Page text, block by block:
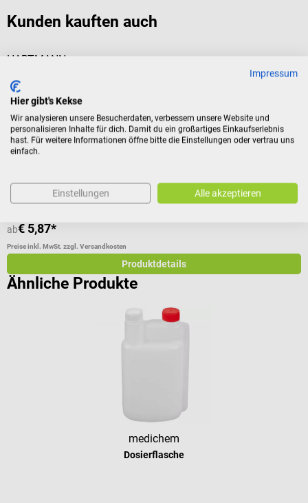
Kunden kauften auch
HARTMANN
Für die Herstellung von Gebrauchslösungen
ab€ 5,87*
Preise inkl. MwSt. zzgl. Versandkosten
Produktdetails
Ähnliche Produkte
medichem
Dosierflasche
Impressum
Hier gibt's Kekse
Wir analysieren unsere Besucherdaten, verbessern unsere Website und
personalisieren Inhalte für dich. Damit du ein großartiges Einkaufserlebnis
hast. Für weitere Informationen öffne bitte die Einstellungen oder vertrau uns
einfach.
Einstellungen Alle akzeptieren